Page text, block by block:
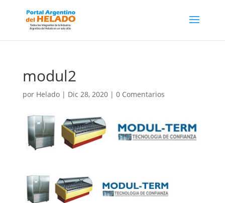
modul2
por Helado| Dic 28, 2020| 0 Comentarios